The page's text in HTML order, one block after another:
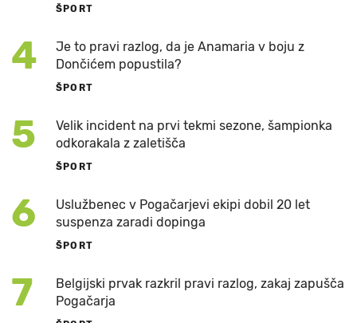
ŠPORT
4
Je to pravi razlog, da je Anamaria v boju z
Dončićem popustila?
ŠPORT
5
Velik incident na prvi tekmi sezone, šampionka
odkorakala z zaletišča
ŠPORT
6
Uslužbenec v Pogačarjevi ekipi dobil 20 let
suspenza zaradi dopinga
ŠPORT
7
Belgijski prvak razkril pravi razlog, zakaj zapušča
Pogačarja